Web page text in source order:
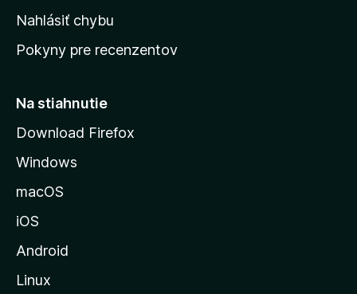
k
s
r
n
k
o
z
Nahlásiť chybu
Pokyny pre recenzentov
Na stiahnutie
Download Firefox
Windows
macOS
iOS
Android
Linux